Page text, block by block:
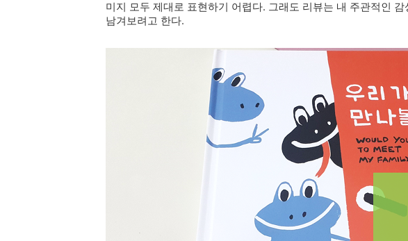
미지 모두 제대로 표현하기 어렵다. 그래도 리뷰는 내 주관적인
남겨보려고 한다.